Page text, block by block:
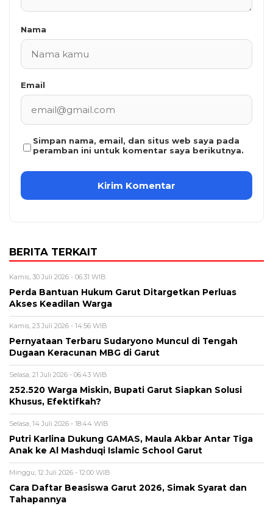
Nama
Email
Simpan nama, email, dan situs web saya pada
peramban ini untuk komentar saya berikutnya.
BERITA TERKAIT
Kamis, 30 Juli 2026 - 06:31 WIB
Perda Bantuan Hukum Garut Ditargetkan Perluas
Akses Keadilan Warga
Kamis, 23 Juli 2026 - 14:56 WIB
Pernyataan Terbaru Sudaryono Muncul di Tengah
Dugaan Keracunan MBG di Garut
Selasa, 21 Juli 2026 - 06:43 WIB
252.520 Warga Miskin, Bupati Garut Siapkan Solusi
Khusus, Efektifkah?
Selasa, 14 Juli 2026 - 18:44 WIB
Putri Karlina Dukung GAMAS, Maula Akbar Antar Tiga
Anak ke Al Mashduqi Islamic School Garut
Minggu, 12 Juli 2026 - 12:00 WIB
Cara Daftar Beasiswa Garut 2026, Simak Syarat dan
Tahapannya